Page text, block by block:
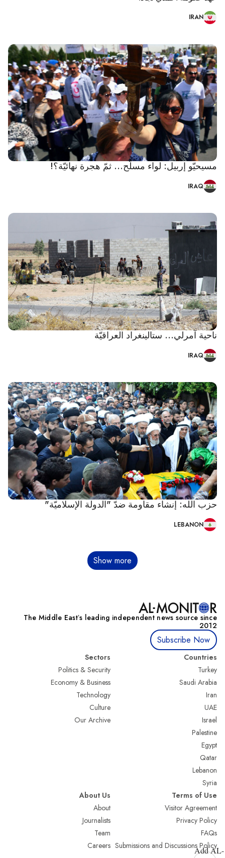
IRAN
مسيحيّو إربيل: لواء مسلّح... ثمّ هجرة نهائيّة؟!
IRAQ
ناحية آمرلي... ستالينغراد العراقيّة
IRAQ
حزب الله: إنشاء مقاومة ضدّ "الدولة الإسلاميّة"
LEBANON
Show more
The Middle Eastʼs leading independent news source since
2012
Subscribe Now
Countries
Turkey
Saudi Arabia
Iran
UAE
Israel
Palestine
Egypt
Qatar
Lebanon
Syria
Sectors
Politics & Security
Economy & Business
Technology
Culture
Our Archive
Terms of Use
Visitor Agreement
Privacy Policy
FAQs
Submissions and Discussions Policy
About Us
About
Journalists
Team
Careers
Add AL-